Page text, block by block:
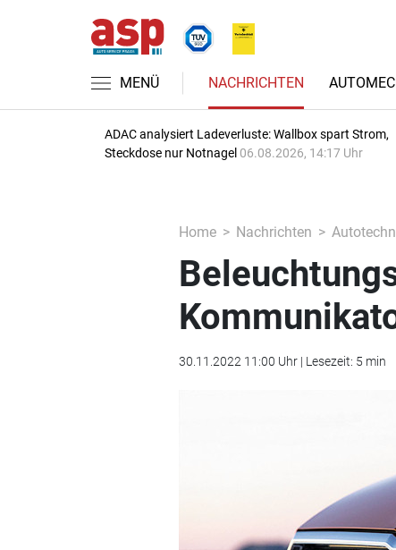
MENÜ NACHRICHTEN
ADAC analysiert Ladeverluste: Wallbox spart Strom,
Steckdose nur Notnagel 06.08.2026, 14:17 Uhr
Home Nachrichten
30.11.2022 11:00 Uhr | Lesezeit: 5 min